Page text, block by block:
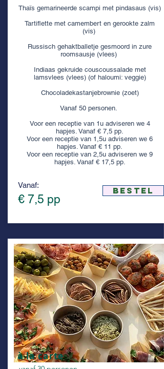
Thaïs gemarineerde scampi met pindasaus (vis)
Tartiflette met camembert en gerookte zalm
(vis)
Russisch gehaktballetje gesmoord in zure
roomsausje (vlees)
Indiaas gekruide couscoussalade met
lamsvlees (vlees) (of haloumi: veggie)
Chocoladekastanjebrownie (zoet)
Vanaf 50 personen.
Voor een receptie van 1u adviseren we 4
hapjes. Vanaf € 7,5 pp.
Voor een receptie van 1,5u adviseren we 6
hapjes. Vanaf € 11 pp.
Voor een receptie van 2,5u adviseren we 9
hapjes. Vanaf € 17,5 pp.
Vanaf:
€ 7,5 pp
bestel
à la carte